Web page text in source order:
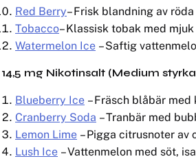
Red Berry– Frisk blandning av
Tobacco– Klassisk tobak med
Watermelon Ice – Saftig
14,5 mg Nikotinsalt (Medium
Blueberry Ice – Fräsch blåbär
Cranberry Soda – Tranbär med
Lemon Lime – Pigga citrusnoter av
Lush Ice – Vattenmelon med söt,